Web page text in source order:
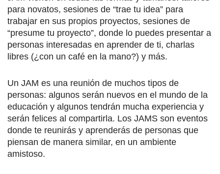
para novatos, sesiones de “trae tu idea” para
trabajar en sus propios proyectos, sesiones de
“presume tu proyecto”, donde lo puedes presentar a
personas interesadas en aprender de ti, charlas
libres (¿con un café en la mano?) y más.
Un JAM es una reunión de muchos tipos de
personas: algunos serán nuevos en el mundo de la
educación y algunos tendrán mucha experiencia y
serán felices al compartirla. Los JAMS son eventos
donde te reunirás y aprenderás de personas que
piensan de manera similar, en un ambiente
amistoso.